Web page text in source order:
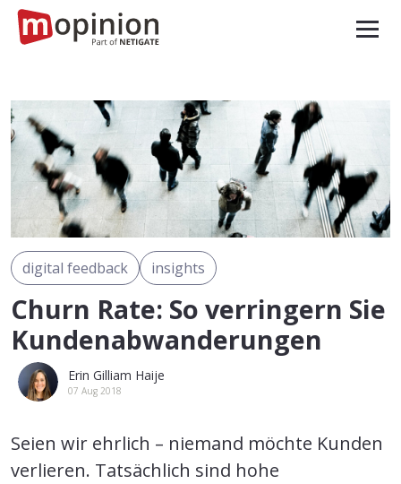
digital feedback insights
Churn Rate: So verringern Sie
Kundenabwanderungen
Erin Gilliam Haije
07 Aug 2018
Seien wir ehrlich – niemand möchte Kunden
verlieren. Tatsächlich sind hohe